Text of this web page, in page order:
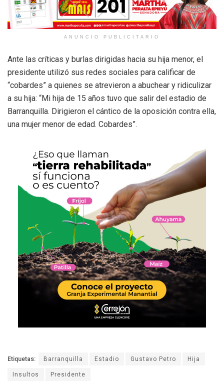
ANUNCIO PUBLICITARIO
Ante las críticas y burlas dirigidas hacia su hija menor, el
presidente utilizó sus redes sociales para calificar de
“cobardes” a quienes se atrevieron a abuchear y ridiculizar
a su hija: “Mi hija de 15 años tuvo que salir del estadio de
Barranquilla. Dirigieron el cántico de la oposición contra ella,
una mujer menor de edad. Cobardes”.
Etiquetas: Barranquilla Estadio Gustavo Petro
Hija
Insultos
Presidente